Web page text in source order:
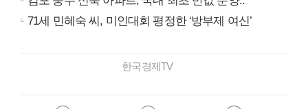
71세 민혜숙 씨, 미인대회 평정한 ‘방부제 여신’
한국경제TV